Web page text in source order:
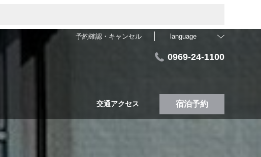
予約確認・キャンセル language
0969-24-1100
交通アクセス 宿泊予約